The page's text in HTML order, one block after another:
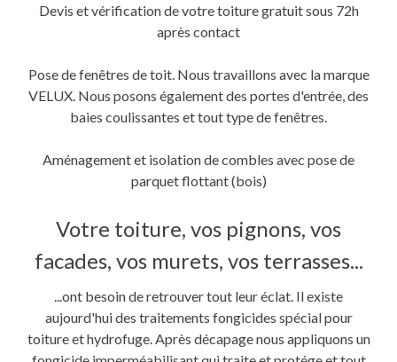
Devis et vérification de votre toiture gratuit sous 72h
après contact
Pose de fenêtres de toit. Nous travaillons avec la marque
VELUX. Nous posons également des portes d'entrée, des
baies coulissantes et tout type de fenêtres.
Aménagement et isolation de combles avec pose de
parquet flottant (bois)
Votre toiture, vos pignons, vos
facades, vos murets, vos terrasses...
...ont besoin de retrouver tout leur éclat. Il existe
aujourd'hui des traitements fongicides spécial pour
toiture et hydrofuge. Après décapage nous appliquons un